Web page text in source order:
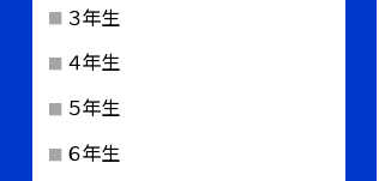
３年生
４年生
５年生
６年生